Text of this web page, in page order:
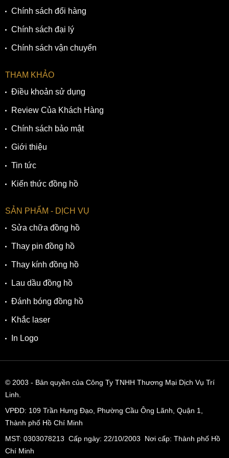
Chính sách đổi hàng
Chính sách đại lý
Chính sách vận chuyển
THAM KHẢO
Điều khoản sử dụng
Review Của Khách Hàng
Chính sách bảo mật
Giới thiệu
Tin tức
Kiến thức đồng hồ
SẢN PHẨM - DỊCH VỤ
Sửa chữa đồng hồ
Thay pin đồng hồ
Thay kính đồng hồ
Lau dầu đồng hồ
Đánh bóng đồng hồ
Khắc laser
In Logo
© 2003 - Bản quyền của Công Ty TNHH Thương Mại Dịch Vụ Trí
Linh.
VPĐD: 109 Trần Hưng Đạo, Phường Cầu Ông Lãnh, Quận 1,
Thành phố Hồ Chí Minh
MST: 0303078213 Cấp ngày: 22/10/2003 Nơi cấp: Thành phố Hồ
Chí Minh